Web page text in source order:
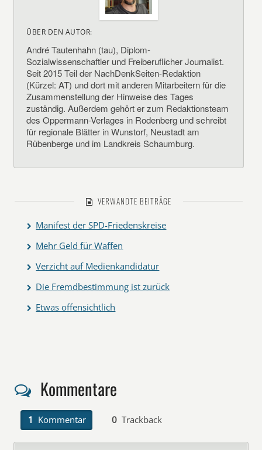
ÜBER DEN AUTOR:
André Tautenhahn (tau), Diplom-
Sozialwissenschaftler und Freiberuflicher Journalist.
Seit 2015 Teil der NachDenkSeiten-Redaktion
(Kürzel: AT) und dort mit anderen Mitarbeitern für die
Zusammenstellung der Hinweise des Tages
zuständig. Außerdem gehört er zum Redaktionsteam
des Oppermann-Verlages in Rodenberg und schreibt
für regionale Blätter in Wunstorf, Neustadt am
Rübenberge und im Landkreis Schaumburg.
VERWANDTE BEITRÄGE
Manifest der SPD-Friedenskreise
Mehr Geld für Waffen
Verzicht auf Medienkandidatur
Die Fremdbestimmung ist zurück
Etwas offensichtlich
Kommentare
1 Kommentar 0 Trackback